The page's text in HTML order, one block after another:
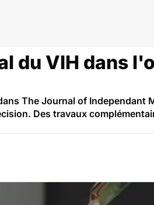
du VIH dans
The Journal of Independant
Des travaux